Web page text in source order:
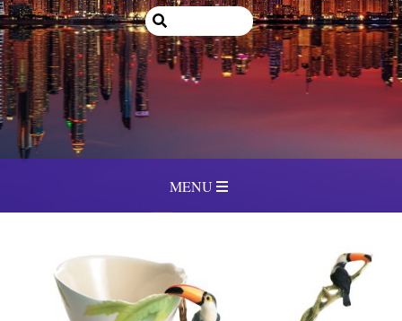
MENU